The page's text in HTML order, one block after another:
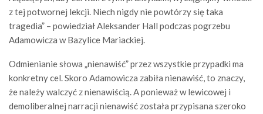
z tej potwornej lekcji. Niech nigdy nie powtórzy się taka
tragedia” – powiedział Aleksander Hall podczas pogrzebu
Adamowicza w Bazylice Mariackiej.
Odmienianie słowa „nienawiść” przez wszystkie przypadki ma
konkretny cel. Skoro Adamowicza zabiła nienawiść, to znaczy,
że należy walczyć z nienawiścią. A ponieważ w lewicowej i
demoliberalnej narracji nienawiść została przypisana szeroko